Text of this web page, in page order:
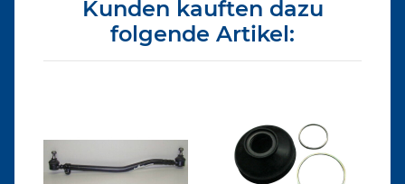
Kunden kauften dazu
folgende Artikel: